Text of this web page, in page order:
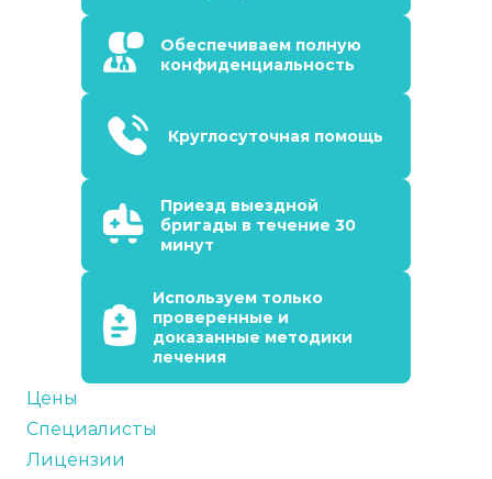
Обеспечиваем полную
конфиденциальность
Круглосуточная помощь
Приезд выездной
бригады в течение 30
минут
Используем только
проверенные и
доказанные методики
лечения
Цены
Специалисты
Лицензии